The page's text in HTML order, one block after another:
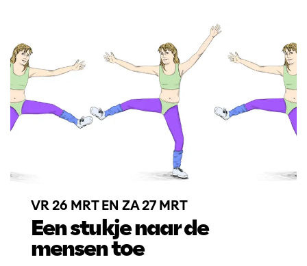
Een stukje naar de
mensen toe
VR 26 MRTEN ZA 27 MRT